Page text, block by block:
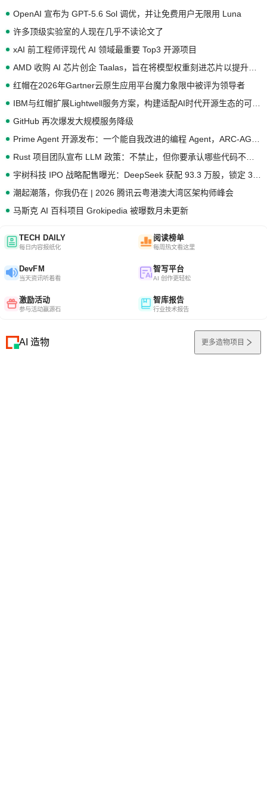
OpenAI 宣布为 GPT-5.6 Sol 调优，并让免费用户无限用 Luna
许多顶级实验室的人现在几乎不读论文了
xAI 前工程师评现代 AI 领域最重要 Top3 开源项目
红帽在2026年Gartner云原生应用平台魔力象限中被评为领导者
GitHub 再次爆发大规模服务降级
潮起潮落，你我仍在 | 2026 腾讯云粤港澳大湾区架构师峰会
马斯克 AI 百科项目 Grokipedia 被曝数月未更新
TECH DAILY
每日内容报纸化
阅读榜单
每周热文看这里
DevFM
当天资讯听着看
智写平台
AI 创作更轻松
激励活动
参与活动赢源石
智库报告
行业技术报告
AI 造物 更多造物项目